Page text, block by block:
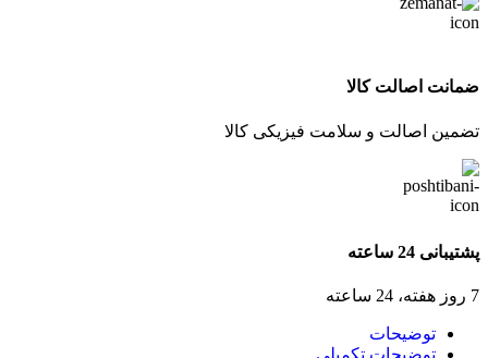
ضمانت اصالت کالا
تضمین اصالت و سلامت فیزیکی کالا
پشتیبانی 24 ساعته
7 روز هفته، 24 ساعته
توضیحات